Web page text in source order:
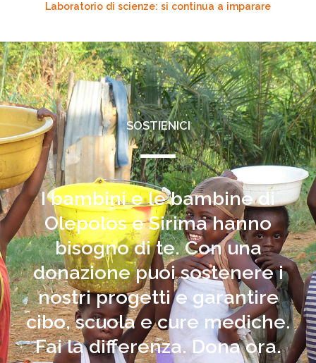
Laboratorio di scienze: si continua a imparare
SOSTIENICI
I bambini e le bambine di
Olepolos e Sirima hanno
bisogno di te. Con una
donazione puoi sostenere i
nostri progetti e garantire
cibo, scuola e cure mediche.
Fai la differenza. Dona ora.